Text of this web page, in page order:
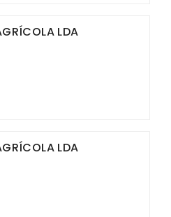
LDA
LDA